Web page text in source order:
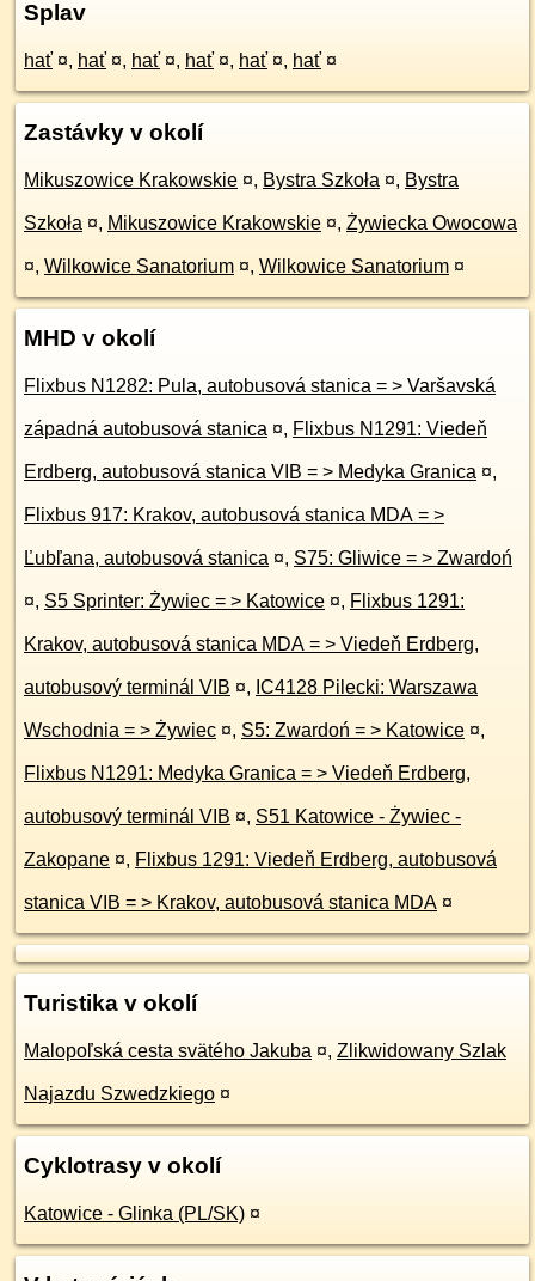
Splav
hať ¤, hať ¤, hať ¤, hať ¤, hať ¤, hať ¤
Zastávky v okolí
Mikuszowice Krakowskie ¤, Bystra Szkoła ¤, Bystra
Szkoła ¤, Mikuszowice Krakowskie ¤, Żywiecka Owocowa
¤, Wilkowice Sanatorium ¤, Wilkowice Sanatorium ¤
MHD v okolí
Flixbus N1282: Pula, autobusová stanica = > Varšavská
západná autobusová stanica ¤, Flixbus N1291: Viedeň
Erdberg, autobusová stanica VIB = > Medyka Granica ¤,
Flixbus 917: Krakov, autobusová stanica MDA = >
Ľubľana, autobusová stanica ¤, S75: Gliwice = > Zwardoń
¤, S5 Sprinter: Żywiec = > Katowice ¤, Flixbus 1291:
Krakov, autobusová stanica MDA = > Viedeň Erdberg,
autobusový terminál VIB ¤, IC4128 Pilecki: Warszawa
Wschodnia = > Żywiec ¤, S5: Zwardoń = > Katowice ¤,
Flixbus N1291: Medyka Granica = > Viedeň Erdberg,
autobusový terminál VIB ¤, S51 Katowice - Żywiec -
Zakopane ¤, Flixbus 1291: Viedeň Erdberg, autobusová
stanica VIB = > Krakov, autobusová stanica MDA ¤
Turistika v okolí
Malopoľská cesta svätého Jakuba ¤, Zlikwidowany Szlak
Najazdu Szwedzkiego ¤
Cyklotrasy v okolí
Katowice - Glinka (PL/SK) ¤